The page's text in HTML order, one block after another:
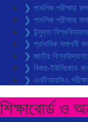
❯ পাবলিক পরীক্ষার
❯ পাবলিক পরীক্ষার
❯ উন্মুক্ত
❯ প্রাথমিক সমাপনী
❯ জাতীয়
❯ বিজয়-ইউনিকোড
❯ এনটিআরসিএ
শিক্ষাবোর্ড ও